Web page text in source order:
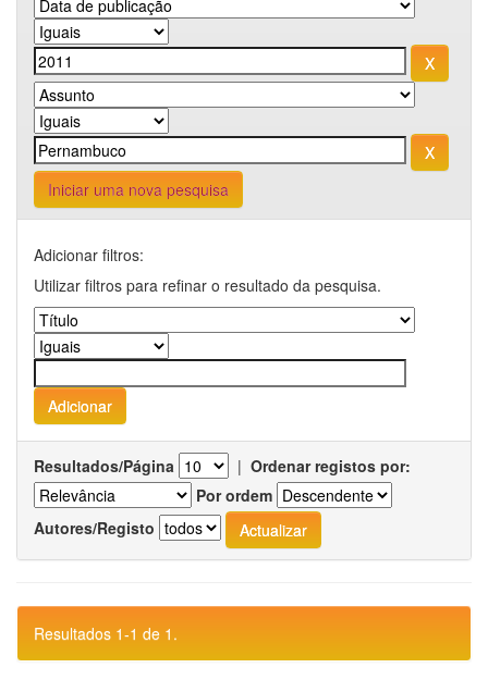
Iniciar uma nova pesquisa
Adicionar filtros:
Utilizar filtros para refinar o resultado da pesquisa.
Resultados/Página | Ordenar registos por:
Por ordem
Autores/Registo
Resultados 1-1 de 1.